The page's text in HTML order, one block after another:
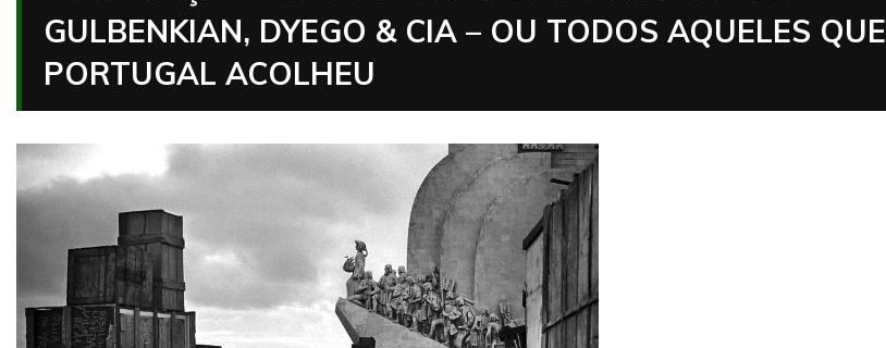
GULBENKIAN, DYEGO & CIA – OU TODOS AQUELES QUE
PORTUGAL ACOLHEU